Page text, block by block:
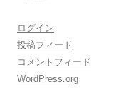
ログイン
投稿フィード
コメントフィード
WordPress.org